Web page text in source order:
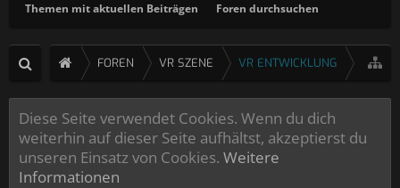
Themen mit aktuellen Beiträgen Foren durchsuchen
FOREN VR SZENE VR ENTWICKLUNG
Diese Seite verwendet Cookies. Wenn du dich
weiterhin auf dieser Seite aufhältst, akzeptierst du
unseren Einsatz von Cookies. Weitere
Informationen